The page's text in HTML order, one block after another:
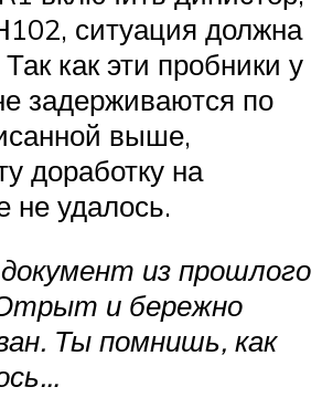
ситуация должна
как эти пробники у
задерживаются по
выше,
доработку на
не удалось.
из прошлого
и бережно
Ты помнишь, как